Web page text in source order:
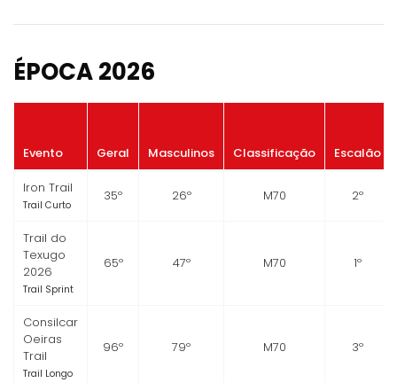
ÉPOCA 2026
Evento Geral Masculinos Classificação Escalão
Iron Trail
Trail Curto
35º 26º M70 2º
Trail do
Texugo
2026
Trail Sprint
65º 47º M70 1º
Consilcar
Oeiras
Trail
Trail Longo
96º 79º M70 3º